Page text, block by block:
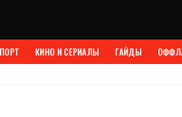
КИНО И СЕРИАЛЫ ГАЙДЫ